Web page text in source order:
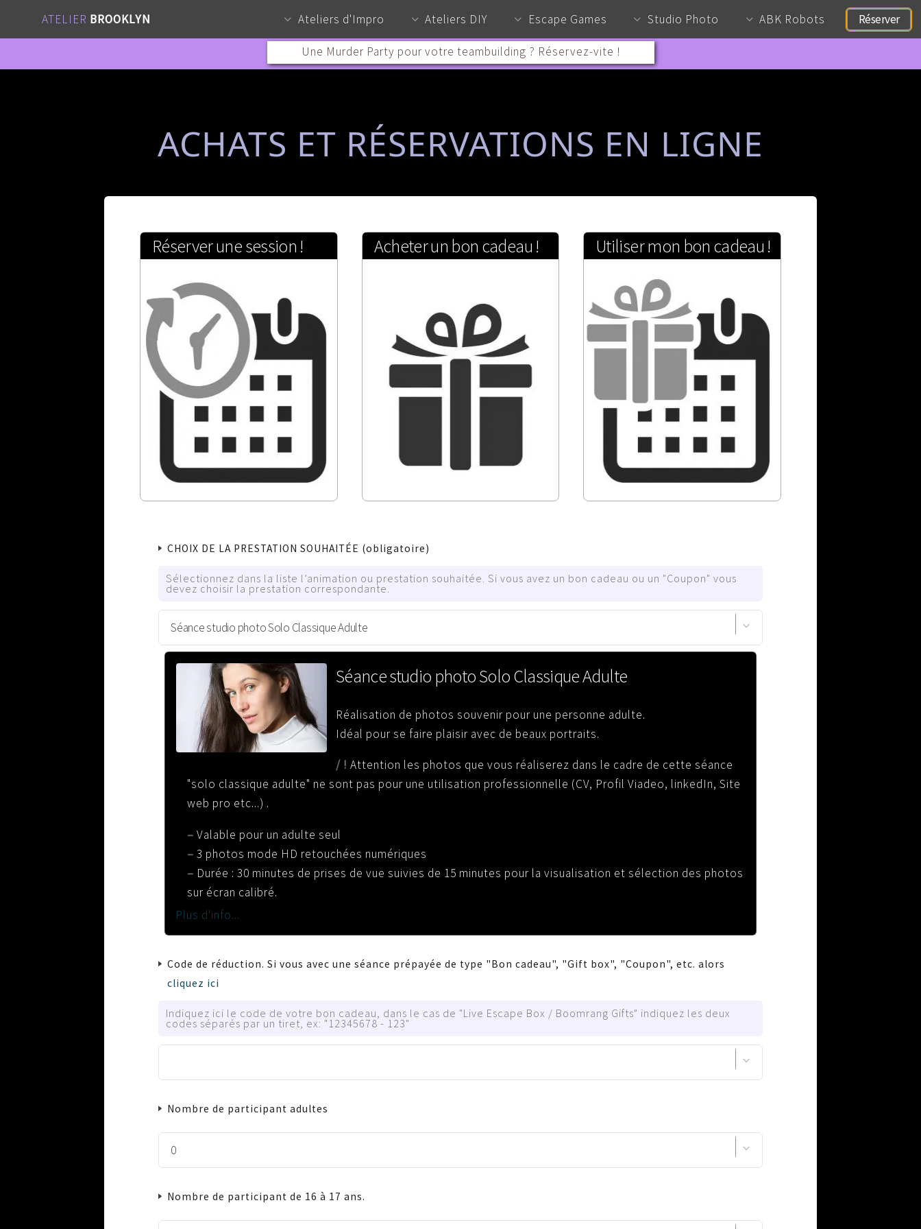
ATELIER BROOKLYN Ateliers d'Impro Ateliers DIY Escape Games Studio Photo ABK Robots Réserver
Une Murder Party pour votre teambuilding ? Réservez-vite !
ACHATS ET RÉSERVATIONS EN LIGNE
Réserver une session ! Acheter un bon cadeau ! Utiliser mon bon cadeau !
CHOIX DE LA PRESTATION SOUHAITÉE (obligatoire)
Sélectionnez dans la liste l’animation ou prestation souhaitée. Si vous avez un bon cadeau ou un "Coupon" vous
devez choisir la prestation correspondante.
Séance studio photo Solo Classique Adulte
Réalisation de photos souvenir pour une personne adulte.
Idéal pour se faire plaisir avec de beaux portraits.
/ ! Attention les photos que vous réaliserez dans le cadre de cette séance
"solo classique adulte" ne sont pas pour une utilisation professionnelle (CV, Profil Viadeo, linkedIn, Site
web pro etc...) .
– Valable pour un adulte seul
– 3 photos mode HD retouchées numériques
– Durée : 30 minutes de prises de vue suivies de 15 minutes pour la visualisation et sélection des photos
sur écran calibré.
Plus d'info...
Code de réduction. Si vous avec une séance prépayée de type "Bon cadeau", "Gift box", "Coupon", etc. alors
cliquez ici
Indiquez ici le code de votre bon cadeau, dans le cas de "Live Escape Box / Boomrang Gifts" indiquez les deux
codes séparés par un tiret, ex: "12345678 - 123"
Nombre de participant adultes
Nombre de participant de 16 à 17 ans.